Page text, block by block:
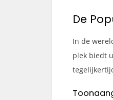
De
In de
plek biedt